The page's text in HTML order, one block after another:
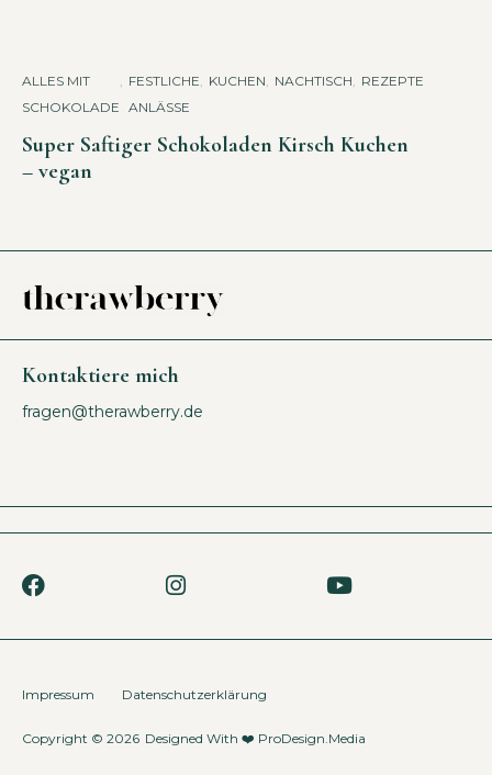
ALLES MIT
SCHOKOLADE
FESTLICHE
ANLÄSSE
KUCHEN NACHTISCH REZEPTE
Super Saftiger Schokoladen Kirsch Kuchen
– vegan
Kontaktiere mich
fragen@therawberry.de
Copyright © 2026 Designed With ❤️ ProDesign.Media
Impressum Datenschutzerklärung